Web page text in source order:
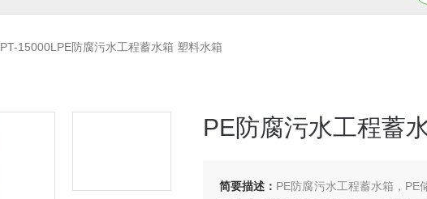
PT-15000LPE防腐污水工程蓄水箱 塑料水箱
PE防腐污水工程蓄
简要描述： PE防腐污水工程蓄水箱，PE